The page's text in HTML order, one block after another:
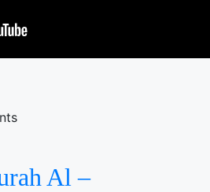
Al –